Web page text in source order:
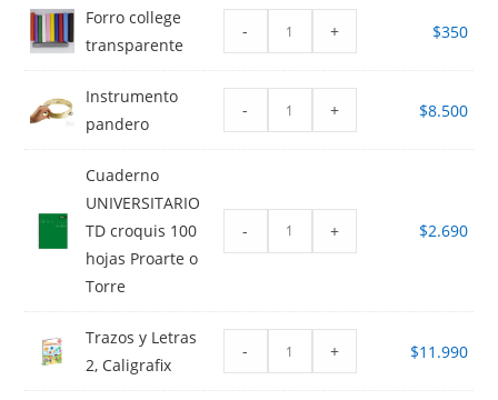
Forro college
transparente
- + $350
Instrumento
pandero
- + $8.500
Cuaderno
UNIVERSITARIO
TD croquis 100
hojas Proarte o
Torre
- + $2.690
Trazos y Letras
2, Caligrafix
- + $11.990